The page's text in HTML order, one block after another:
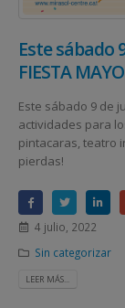
Este sábado
FIESTA
Este sábado 9 de
actividades para
pintacaras, teatro
pierdas!
4 julio, 2022
Sin categorizar
LEER MÁS...